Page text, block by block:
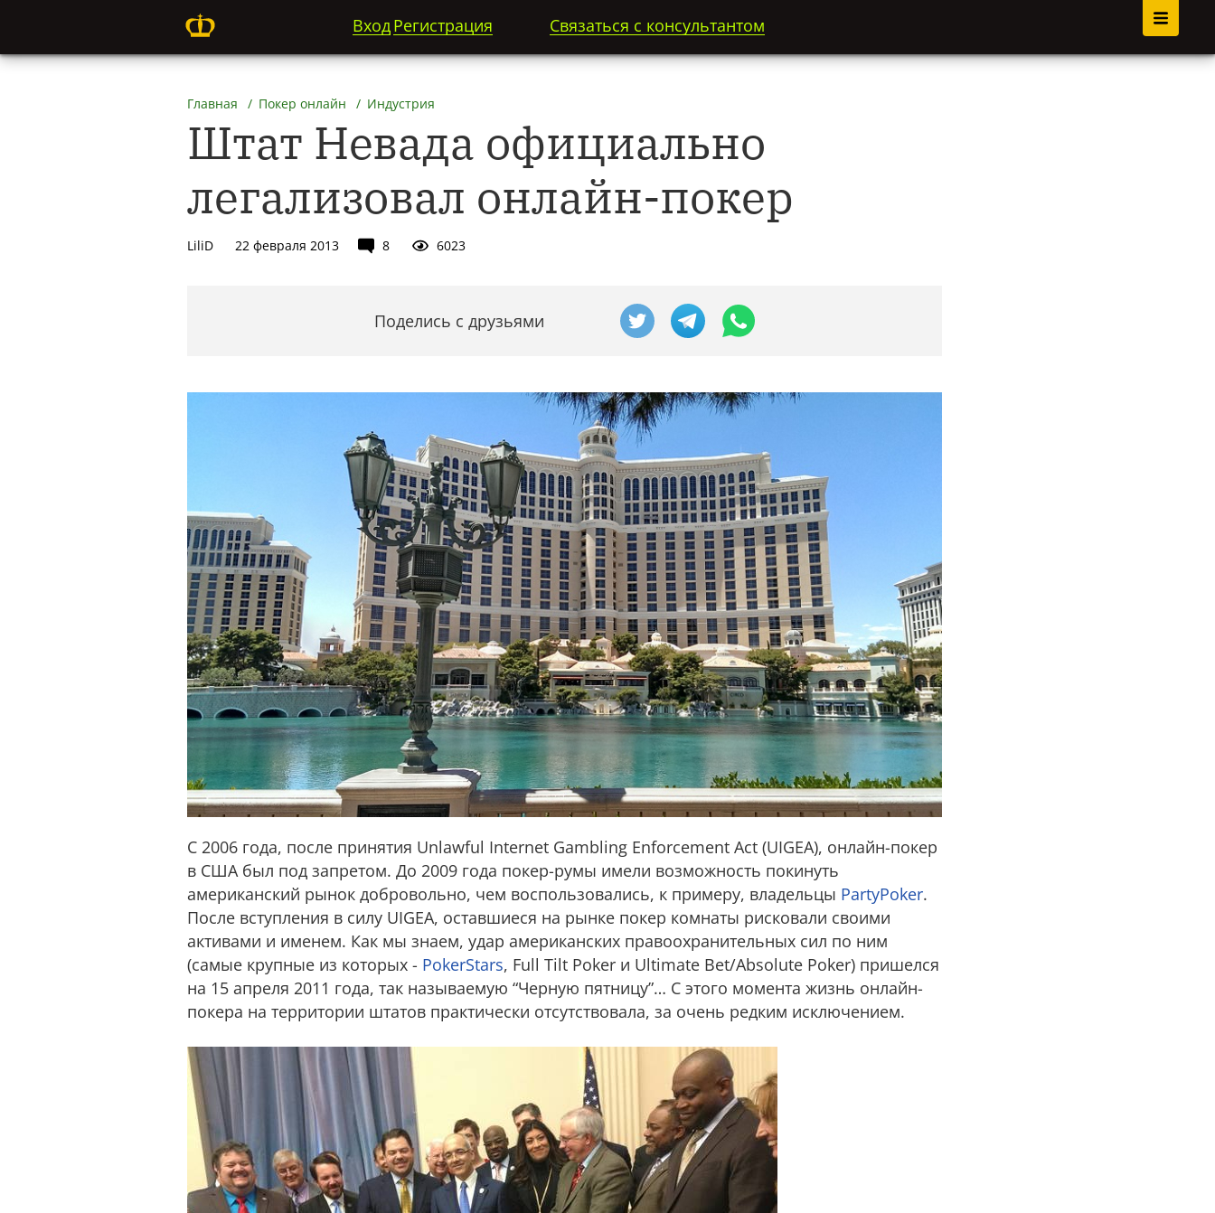
ВходРегистрация Связаться с консультантом
Главная Покер онлайн Индустрия
Штат Невада официально
легализовал онлайн-покер
LiliD 22 февраля 2013 8 6023
Поделись с друзьями
С 2006 года, после принятия Unlawful Internet Gambling Enforcement Act (UIGEA), онлайн-покер
в США был под запретом. До 2009 года покер-румы имели возможность покинуть
американский рынок добровольно, чем воспользовались, к примеру, владельцы PartyPoker.
После вступления в силу UIGEA, оставшиеся на рынке покер комнаты рисковали своими
активами и именем. Как мы знаем, удар американских правоохранительных сил по ним
(самые крупные из которых - PokerStars, Full Tilt Poker и Ultimate Bet/Absolute Poker) пришелся
на 15 апреля 2011 года, так называемую “Черную пятницу”… С этого момента жизнь онлайн-
покера на территории штатов практически отсутствовала, за очень редким исключением.